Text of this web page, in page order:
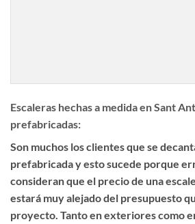
Escaleras hechas a medida en Sant
prefabricadas:
Son muchos los clientes que se
prefabricada y esto sucede porque
consideran que el precio de una
estará muy alejado del presupuesto
proyecto. Tanto en exteriores como